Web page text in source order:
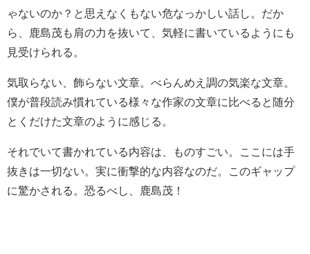
ゃないのか？と思えなくもない危なっかしい話し。だか
ら、鹿島茂も肩の力を抜いて、気軽に書いているようにも
見受けられる。
気取らない、飾らない文章。べらんめえ調の気楽な文章。
僕が普段読み慣れている様々な作家の文章に比べると随分
とくだけた文章のように感じる。
それでいて書かれている内容は、ものすごい。ここには手
抜きは一切ない。実に衝撃的な内容なのだ。このギャップ
に驚かされる。恐るべし、鹿島茂！